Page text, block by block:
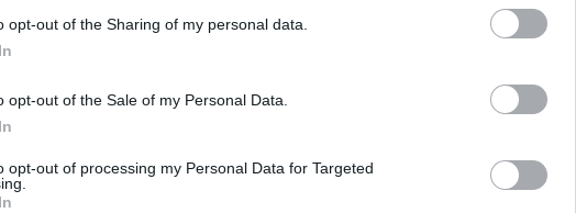
opt-out of the Sharing of my personal data.
opt-out of the Sale of my Personal Data.
opt-out of processing my Personal Data for Targeted
ανεπίδεκτων είσπραξης δεν διαγράφονται, αλλά
δέκα ετών, ενώ στη συνέχεια επανεξετάζονται. Κατά τη
ενώ οι οφειλέτες δεν μπορούν να λάβουν
σε τραπεζικούς και επενδυτικούς λογαριασμούς, καθώς
να επανέλθει με μέτρα αναγκαστικής είσπραξης ή